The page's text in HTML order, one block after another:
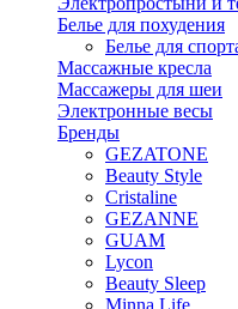
Белье для похудения
Белье для
Массажные кресла
Массажеры для шеи
Электронные весы
Бренды
GEZATONE
Beauty Style
Cristaline
GEZANNE
GUAM
Lycon
Beauty Sleep
Minna Life